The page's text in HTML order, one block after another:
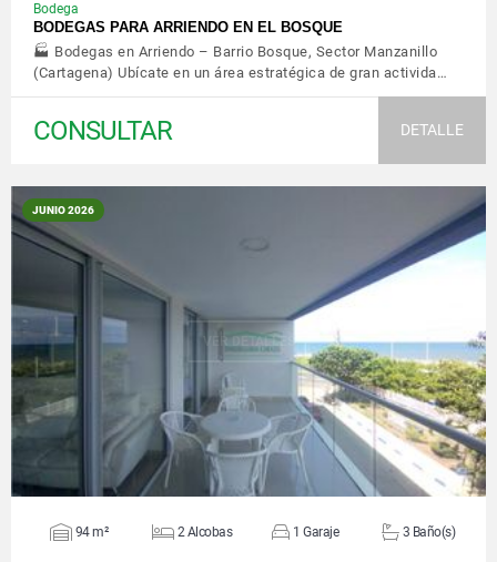
Bodega
BODEGAS PARA ARRIENDO EN EL BOSQUE
🏭 Bodegas en Arriendo – Barrio Bosque, Sector Manzanillo
(Cartagena) Ubícate en un área estratégica de gran activida…
CONSULTAR DETALLE
JUNIO 2026
VER DETALLES
94 m² 2 Alcobas 1 Garaje 3 Baño(s)